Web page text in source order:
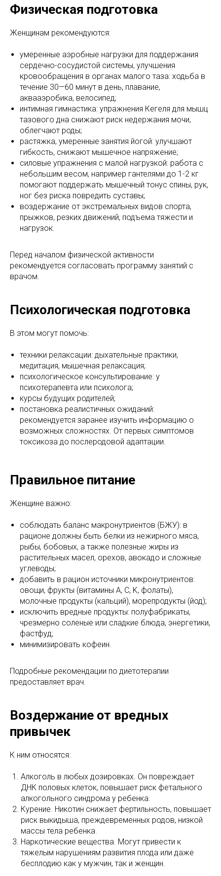
Физическая подготовка
Женщинам рекомендуются:
умеренные аэробные нагрузки для поддержания
сердечно-сосудистой системы, улучшения
кровообращения в органах малого таза: ходьба в
течение 30—60 минут в день, плавание,
аквааэробика, велосипед;
интимная гимнастика: упражнения Кегеля для мышц
тазового дна снижают риск недержания мочи,
облегчают роды;
растяжка, умеренные занятия йогой: улучшают
гибкость, снижают мышечное напряжение;
силовые упражнения с малой нагрузкой: работа с
небольшим весом, например гантелями до 1-2 кг
помогают поддержать мышечный тонус спины, рук,
ног без риска повредить суставы;
воздержание от экстремальных видов спорта,
прыжков, резких движений, подъема тяжести и
нагрузок.
Перед началом физической активности
рекомендуется согласовать программу занятий с
врачом.
Психологическая подготовка
В этом могут помочь:
техники релаксации: дыхательные практики,
медитация, мышечная релаксация;
психологическое консультирование: у
психотерапевта или психолога;
курсы будущих родителей;
постановка реалистичных ожиданий:
рекомендуется заранее изучить информацию о
возможных сложностях. От первых симптомов
токсикоза до послеродовой адаптации.
Правильное питание
Женщине важно:
соблюдать баланс макронутриентов (БЖУ): в
рационе должны быть белки из нежирного мяса,
рыбы, бобовых, а также полезные жиры из
растительных масел, орехов, авокадо и сложные
углеводы;
добавить в рацион источники микронутриентов:
овощи, фрукты (витамины A, C, K, фолаты),
молочные продукты (кальций), морепродукты (йод);
исключить вредные продукты: полуфабрикаты,
чрезмерно соленые или сладкие блюда, энергетики,
фастфуд;
минимизировать кофеин.
Подробные рекомендации по диетотерапии
предоставляет врач.
Воздержание от вредных
привычек
К ним относятся:
Алкоголь в любых дозировках. Он повреждает
ДНК половых клеток, повышает риск фетального
алкогольного синдрома у ребенка.
Курение. Никотин снижает фертильность, повышает
риск выкидыша, преждевременных родов, низкой
массы тела ребенка.
Наркотические вещества. Могут привести к
тяжелым нарушениям развития плода или даже
бесплодию как у мужчин, так и женщин.